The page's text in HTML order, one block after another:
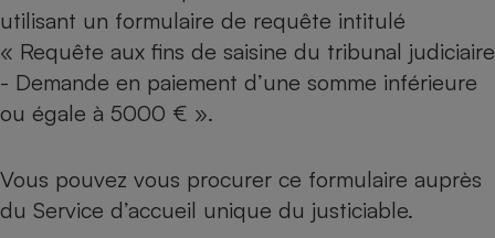
utilisant un formulaire de requête intitulé
« Requête aux fins de saisine du tribunal judiciaire
- Demande en paiement d’une somme inférieure
ou égale à 5000 € ».
Vous pouvez vous procurer ce formulaire auprès
du Service d’accueil unique du justiciable.